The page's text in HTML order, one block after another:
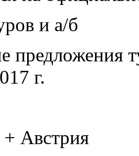
и а/б
предложения
г.
Австрия